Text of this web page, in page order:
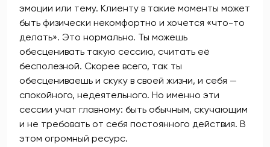
эмоции или тему. Клиенту в такие моменты может
быть физически некомфортно и хочется «что-то
делать». Это нормально. Ты можешь
обесценивать такую сессию, считать её
бесполезной. Скорее всего, так ты
обесцениваешь и скуку в своей жизни, и себя —
спокойного, недеятельного. Но именно эти
сессии учат главному: быть обычным, скучающим
и не требовать от себя постоянного действия. В
этом огромный ресурс.